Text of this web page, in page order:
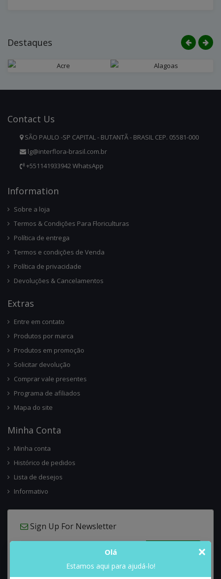
Destaques
Contact Us
SÃO PAULO -SP CAPITAL - BUTANTÃ - BRASIL CEP. 05581-000
lg@interflora-brasil.com.br
+551141933942 WhatsApp
InforMation
Sobre a loja
Termos & Condições Para Floriculturas
Política de entrega
Termos e condições de Venda
Política de privacidade
Devoluções & Cancelamentos
ExtRas
Entre em contato
Produtos por marca
Produtos em promoção
Solicitar devolução
Comprar vale presentes
Programa de afiliados
Mapa do site
Minha Conta
Minha conta
Histórico de pedidos
Lista de desejos
Informativo
Sign Up For Newsletter
×
Olá
Estamos aqui para ajudá-lo!